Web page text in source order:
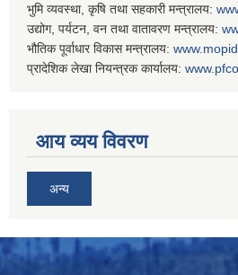
भुमि व्यवस्था, कृषि तथा सहकारी मन्त्रालय:
उद्योग, पर्यटन, वन तथा वातावरण मन्त्रालय:
भौतिक पूर्वाधार विकास मन्त्रालय: www.
प्रादेशिक लेखा नियन्त्रक कार्यालय: www.
आय व्यय विवरण
अन्य